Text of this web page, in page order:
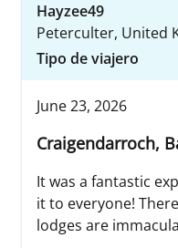
Hayzee49
Peterculter, United
Tipo de viajero
June 23, 2026
Craigendarroch,
It was a fantastic
it to everyone!
lodges are